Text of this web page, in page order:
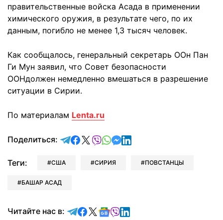
правительственные войска Асада в применении
химического оружия, в результате чего, по их
данным, погибло не менее 1,3 тысяч человек.
Как сообщалось, генеральный секретарь ООн Пан
Ги Мун заявил, что Совет безопасности
ООНдолжен немедленно вмешаться в разрешение
ситуации в Сирии.
По материалам Lenta.ru
Поделиться: отправить в Telegram
поделиться в Facebook
поделиться в X
отправить в Viber
отправить в Whatsapp
отправить в Messenger
отправить в LinkedIn
Теги: США СИРИЯ ПОВСТАНЦЫ
БАШАР АСАД
Читайте нас в: Читайте в Telegram
Читайте в Facebook
Читайте в X
Читайте в Google news
Читайте в Viber
Читайте в LinkedIn